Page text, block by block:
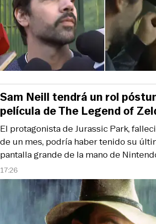
17:26
El protagonista de Jurassic Park,
de un mes, podría haber tenido su
pantalla grande de la mano de
Sam Neill tendrá un rol
película de The Legend of